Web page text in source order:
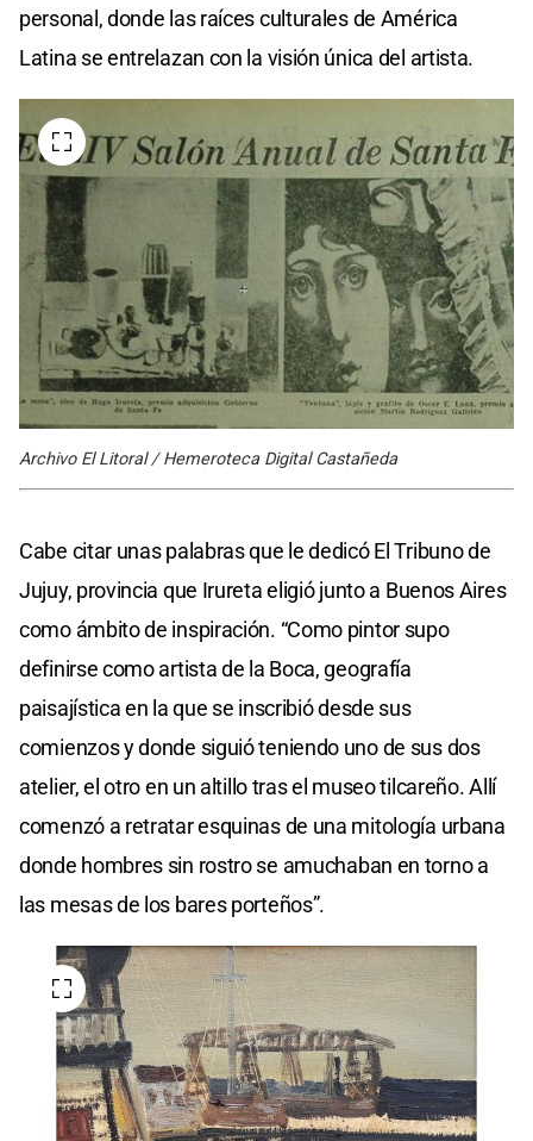
personal, donde las raíces culturales de América
Latina se entrelazan con la visión única del artista.
Archivo El Litoral / Hemeroteca Digital Castañeda
Cabe citar unas palabras que le dedicó El Tribuno de
Jujuy, provincia que Irureta eligió junto a Buenos Aires
como ámbito de inspiración. “Como pintor supo
definirse como artista de la Boca, geografía
paisajística en la que se inscribió desde sus
comienzos y donde siguió teniendo uno de sus dos
atelier, el otro en un altillo tras el museo tilcareño. Allí
comenzó a retratar esquinas de una mitología urbana
donde hombres sin rostro se amuchaban en torno a
las mesas de los bares porteños”.